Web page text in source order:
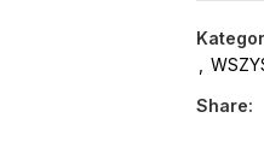
Share: